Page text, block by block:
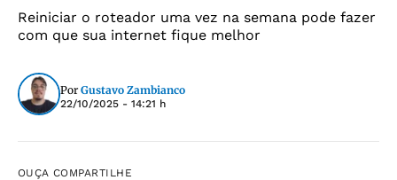
Reiniciar o roteador uma vez na semana pode fazer
com que sua internet fique melhor
Por Gustavo Zambianco
22/10/2025 - 14:21 h
OUÇA COMPARTILHE